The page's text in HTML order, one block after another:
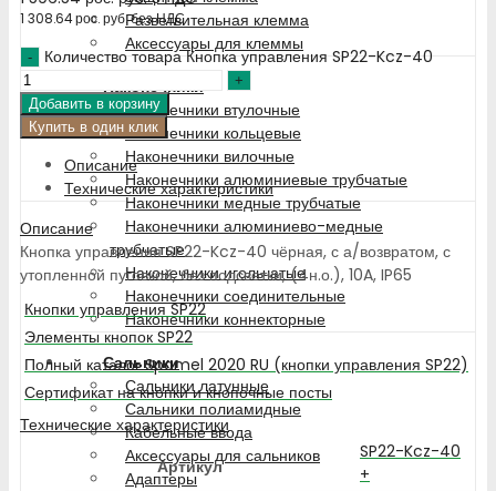
Разветвительная клемма
Аксессуары для клеммы
Наконечники
Наконечники втулочные
Наконечники кольцевые
Наконечники вилочные
Наконечники алюминиевые трубчатые
Наконечники медные трубчатые
Наконечники алюминиево-медные
трубчатые
Наконечники игольчатые
Наконечники соединительные
Наконечники коннекторные
Сальники
Сальники латунные
Сальники полиамидные
Кабельные ввода
Аксессуары для сальников
Адаптеры
1 308.64рос. руб.без НДС
Количество товара Кнопка управления SP22-Kcz-40
Добавить в корзину
Купить в один клик
Описание
Технические характеристики
Описание
Кнопка управления SP22-Kcz-40 чёрная, с а/возвратом, с
утопленной пуговкой, без подсветки, (4н.о.), 10A, IP65
Кнопки управления SP22
Элементы кнопок SP22
Полный каталог Spamel 2020 RU (кнопки управления SP22)
Сертификат на кнопки и кнопочные посты
Технические характеристики
Артикул
SP22-Kcz-40
+